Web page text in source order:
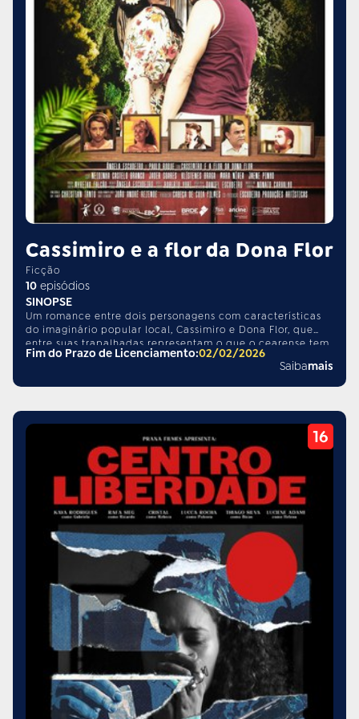
Cassimiro e a flor da Dona Flor
Ficção
10 episódios
SINOPSE
Um romance entre dois personagens com características
do imaginário popular local, Cassimiro e Dona Flor, que
entre suas trapalhadas representam o que o cearense tem
de mais forte, seu bom humor, por meio de situações,
diálogos e cenas cômicas que só o Ceará possui com
riqueza. Abordamos a cultura popular por meio da
como mote as lendas urbanas nordestinas. A ideia é
fomentar a identidade do nosso povo mostrando que
temos tradição, valores, que são só nossos e que por isso
devem ser preservados, mantidos e difundidos.
Fim do Prazo de Licenciamento:02/02/2026
Saibamais